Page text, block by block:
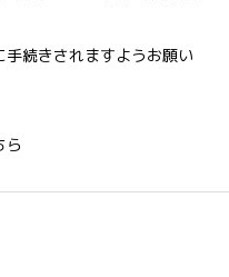
手続きされますようお願い
ら